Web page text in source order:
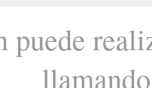
puede